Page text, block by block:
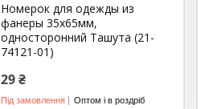
Номерок для одежды из
фанеры 35х65мм,
односторонний Ташута (21-
74121-01)
29 ₴
Під замовлення Оптом і в роздріб